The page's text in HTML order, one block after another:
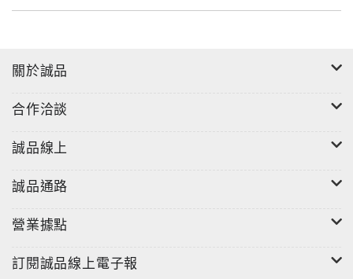
關於誠品
合作洽談
誠品線上
誠品通路
營業據點
訂閱誠品線上電子報